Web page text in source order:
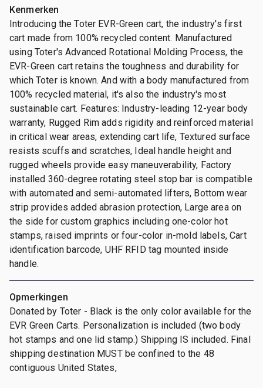
Kenmerken
Introducing the Toter EVR-Green cart, the industry's first
cart made from 100% recycled content. Manufactured
using Toter's Advanced Rotational Molding Process, the
EVR-Green cart retains the toughness and durability for
which Toter is known. And with a body manufactured from
100% recycled material, it's also the industry's most
sustainable cart. Features: Industry-leading 12-year body
warranty, Rugged Rim adds rigidity and reinforced material
in critical wear areas, extending cart life, Textured surface
resists scuffs and scratches, Ideal handle height and
rugged wheels provide easy maneuverability, Factory
installed 360-degree rotating steel stop bar is compatible
with automated and semi-automated lifters, Bottom wear
strip provides added abrasion protection, Large area on
the side for custom graphics including one-color hot
stamps, raised imprints or four-color in-mold labels, Cart
identification barcode, UHF RFID tag mounted inside
handle.
Opmerkingen
Donated by Toter - Black is the only color available for the
EVR Green Carts. Personalization is included (two body
hot stamps and one lid stamp.) Shipping IS included. Final
shipping destination MUST be confined to the 48
contiguous United States,